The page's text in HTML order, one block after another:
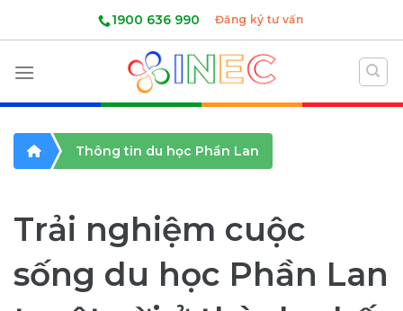
1900 636 990 Đăng ký tư vấn
Thông tin du học Phần Lan
Trải nghiệm cuộc
sống du học Phần Lan